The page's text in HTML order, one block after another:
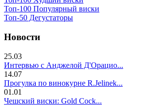
Топ-100 Популярный виски
Топ-50 Дегустаторы
Новости
25.03
Интервью с Анджелой Д'Орацио...
14.07
Прогулка по винокурне R.Jelinek...
01.01
Чешский виски: Gold Cock...